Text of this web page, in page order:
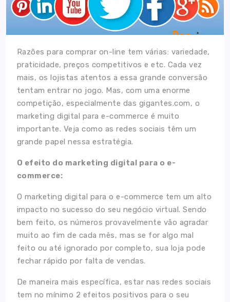
Razões para comprar on-line tem várias: variedade,
praticidade, preços competitivos e etc. Cada vez
mais, os lojistas atentos a essa grande conversão
tentam entrar no jogo. Mas, com uma enorme
competição, especialmente das gigantes.com, o
marketing digital para e-commerce é muito
importante. Veja como as redes sociais têm um
grande papel nessa estratégia.
O efeito do marketing digital para o e-
commerce:
O marketing digital para o e-commerce tem um alto
impacto no sucesso do seu negócio virtual. Sendo
bem feito, os números provavelmente vão agradar
muito ao fim de cada mês, mas se for algo mal
feito ou até ignorado por completo, sua loja pode
fechar rápido por falta de vendas.
De maneira mais específica, estar nas redes sociais
tem no mínimo 2 efeitos positivos para o seu